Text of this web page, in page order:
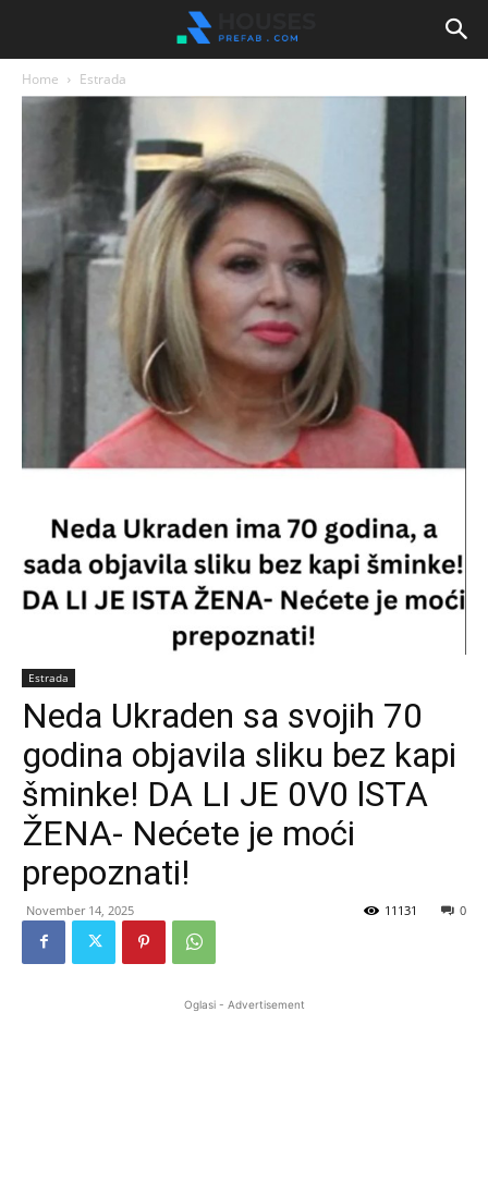
Home Estrada
Estrada
Neda Ukraden sa svojih 70
godina objavila sliku bez kapi
šminke! DA LI JE 0V0 lSTA
ŽENA- Nećete je moći
prepoznati!
November 14, 2025 0
11131
Oglasi - Advertisement